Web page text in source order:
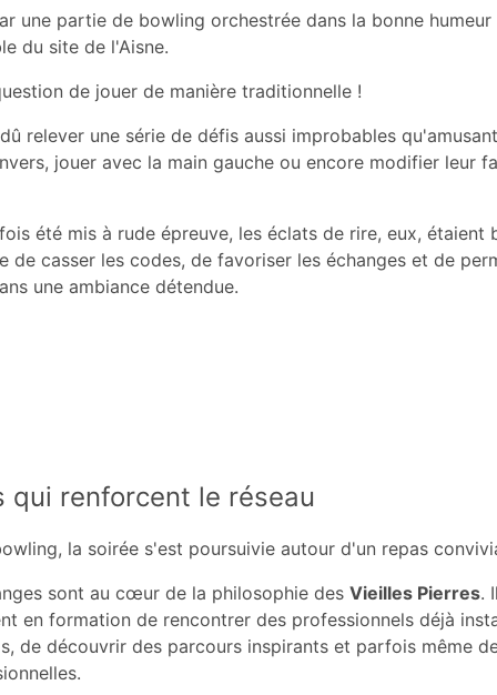
une partie de bowling orchestrée dans la bonne
du site de l'Aisne.
de jouer de manière traditionnelle !
relever une série de défis aussi improbables
jouer avec la main gauche ou encore modifier leur
été mis à rude épreuve, les éclats de rire, eux, étaient
de casser les codes, de favoriser les échanges et de
une ambiance détendue.
qui renforcent le réseau
la soirée s'est poursuivie autour d'un repas
sont au cœur de la philosophie des Vieilles Pierres.
en formation de rencontrer des professionnels déjà
de découvrir des parcours inspirants et parfois même